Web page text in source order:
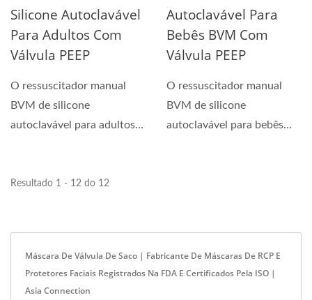
Silicone Autoclavável
Para Adultos Com
Válvula PEEP
O ressuscitador manual
BVM de silicone
autoclavável para adultos
Autoclavável Para
Bebês BVM Com
Válvula PEEP
O ressuscitador manual
BVM de silicone
autoclavável para bebês
Resultado 1 - 12 do 12
Máscara De Válvula De Saco | Fabricante De Máscaras De RCP E
Protetores Faciais Registrados Na FDA E Certificados Pela ISO |
Asia Connection